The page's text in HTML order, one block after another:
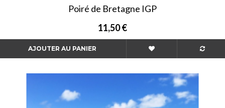
Poiré de Bretagne IGP
11,50 €
AJOUTER AU PANIER